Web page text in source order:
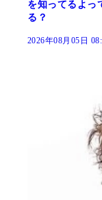
を知ってるよっ
る？
2026年08月05日